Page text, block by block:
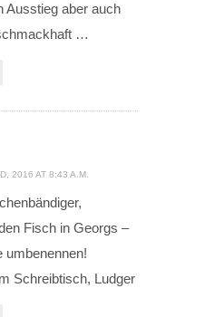
Ausstieg aber auch
…
2016 AT 8:43 A.M.
Fisch in Georgs –
umbenennen!
Schreibtisch, Ludger